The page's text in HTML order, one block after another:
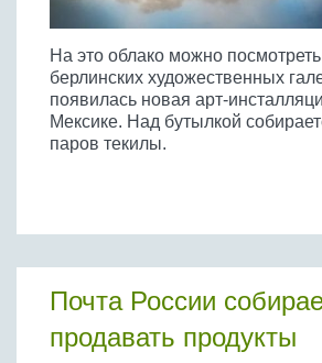
На это облако можно
берлинских художественных
появилась новая арт-
Мексике. Над бутылкой
паров текилы.
Почта России
продавать продукты